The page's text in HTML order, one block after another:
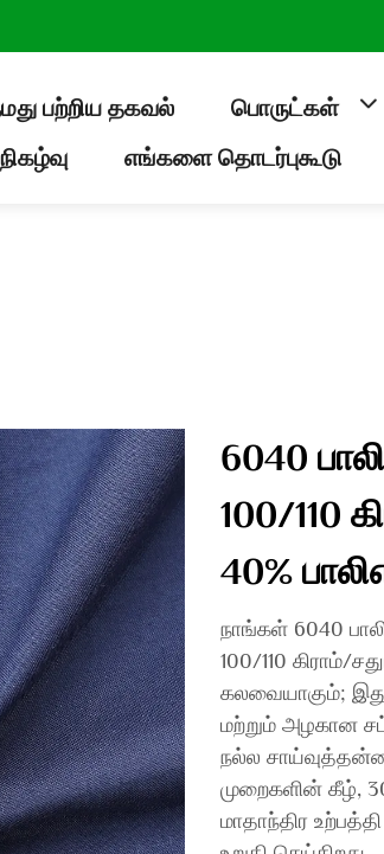
பற்றிய தகவல் பொருட்கள்
எங்களை தொடர்புகூடு
6040
100/110
40%
நாங்கள் 6040
100/110 கிராம்/
கலவையாகும்;
மற்றும் அழகான
நல்ல
முறைகளின் கீழ்,
மாதாந்திர